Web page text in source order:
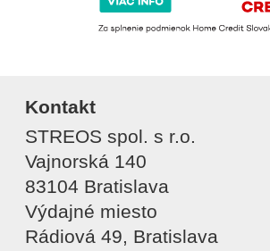
Kontakt
STREOS spol. s r.o.
Vajnorská 140
83104 Bratislava
Výdajné miesto
Rádiová 49, Bratislava